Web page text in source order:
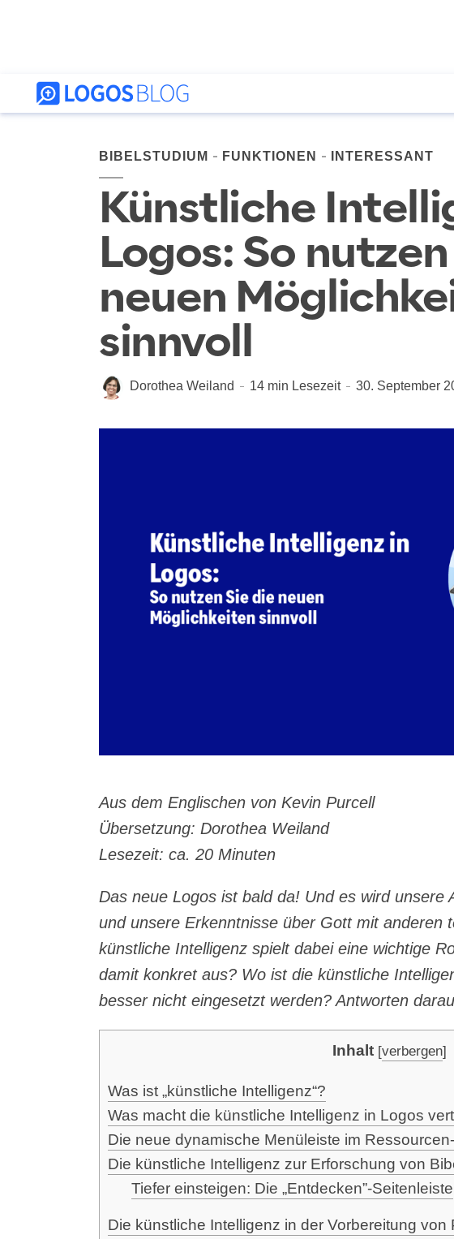
BIBELSTUDIUM FUNKTIONEN INTERESSANT
Künstliche
Logos: So
neuen
sinnvoll
Dorothea Weiland 14 min Lesezeit 30. September
Aus dem Eng­li­schen von Kevin Purcell
Über­set­zung: Doro­thea Weiland
Lese­zeit: ca. 20 Minuten
Das neue Logos ist bald da! Und es wird unse­re
und unse­re Erkennt­nis­se über Gott mit ande­ren
künst­li­che Intel­li­genz spielt dabei eine wich­ti­ge
damit kon­kret aus? Wo ist die künst­li­che
bes­ser nicht ein­ge­setzt wer­den? Ant­wor­ten
Inhalt [verbergen]
Was ist „künst­li­che Intelligenz“?
Was macht die künst­li­che Intel­li­genz in Logos
Die neue dyna­mi­sche Menü­leis­te im
Die künst­li­che Intel­li­genz zur Erfor­schung von
Tie­fer ein­stei­gen: Die „Entdecken”-Seitenleiste
Die künst­li­che Intel­li­genz in der Vor­be­rei­tung